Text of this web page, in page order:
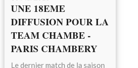
UNE 18EME
DIFFUSION POUR LA
TEAM CHAMBE -
PARIS CHAMBERY
Le dernier match de la saison